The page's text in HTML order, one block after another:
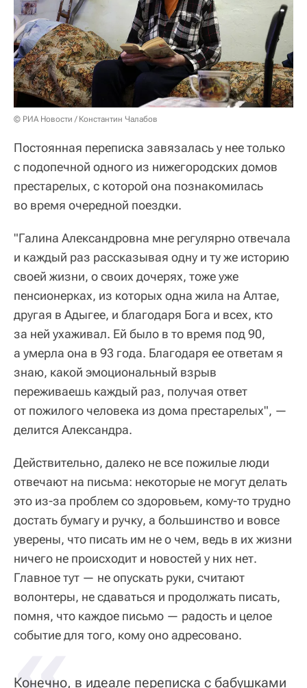
© РИА Новости / Константин Чалабов
Постоянная переписка завязалась у нее только
с подопечной одного из нижегородских домов
престарелых, с которой она познакомилась
во время очередной поездки.
"Галина Александровна мне регулярно отвечала
и каждый раз рассказывая одну и ту же историю
своей жизни, о своих дочерях, тоже уже
пенсионерках, из которых одна жила на Алтае,
другая в Адыгее, и благодаря Бога и всех, кто
за ней ухаживал. Ей было в то время под 90,
а умерла она в 93 года. Благодаря ее ответам я
знаю, какой эмоциональный взрыв
переживаешь каждый раз, получая ответ
от пожилого человека из дома престарелых", —
делится Александра.
Действительно, далеко не все пожилые люди
отвечают на письма: некоторые не могут делать
это из-за проблем со здоровьем, кому-то трудно
достать бумагу и ручку, а большинство и вовсе
уверены, что писать им не о чем, ведь в их жизни
ничего не происходит и новостей у них нет.
Главное тут — не опускать руки, считают
волонтеры, не сдаваться и продолжать писать,
помня, что каждое письмо — радость и целое
событие для того, кому оно адресовано.
Конечно, в идеале переписка с бабушками